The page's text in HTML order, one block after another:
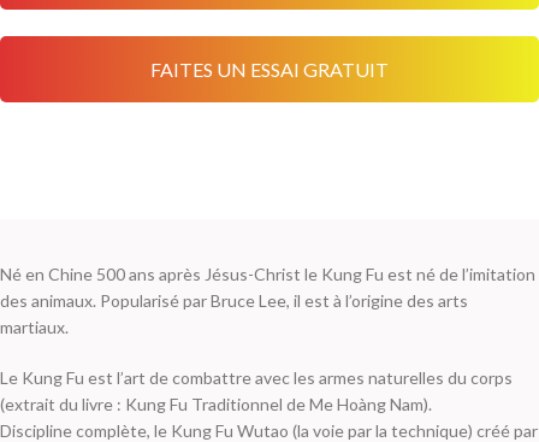
FAITES UN ESSAI GRATUIT
Né en Chine 500 ans après Jésus-Christ le Kung Fu est né de l’imitation
des animaux. Popularisé par Bruce Lee, il est à l’origine des arts
martiaux.
Le Kung Fu est l’art de combattre avec les armes naturelles du corps
(extrait du livre : Kung Fu Traditionnel de Me Hoàng Nam).
Discipline complète, le Kung Fu Wutao (la voie par la technique) créé par